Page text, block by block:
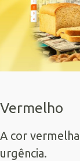
Vermelho
A cor
urgência.